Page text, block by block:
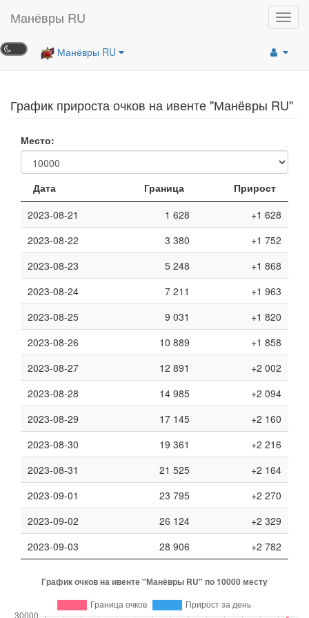
Манёвры RU
Манёвры RU
График прироста очков на ивенте "Манёвры RU"
Место:
Дата Граница
Прирост
2023-08-21
1 628
+1 628
2023-08-22
3 380
+1 752
2023-08-23
5 248
+1 868
2023-08-24
7 211
+1 963
2023-08-25
9 031
+1 820
2023-08-26
10 889
+1 858
2023-08-27
12 891
+2 002
2023-08-28
14 985
+2 094
2023-08-29
17 145
+2 160
2023-08-30
19 361
+2 216
2023-08-31
21 525
+2 164
2023-09-01
23 795
+2 270
2023-09-02
26 124
+2 329
2023-09-03
28 906 +2 782